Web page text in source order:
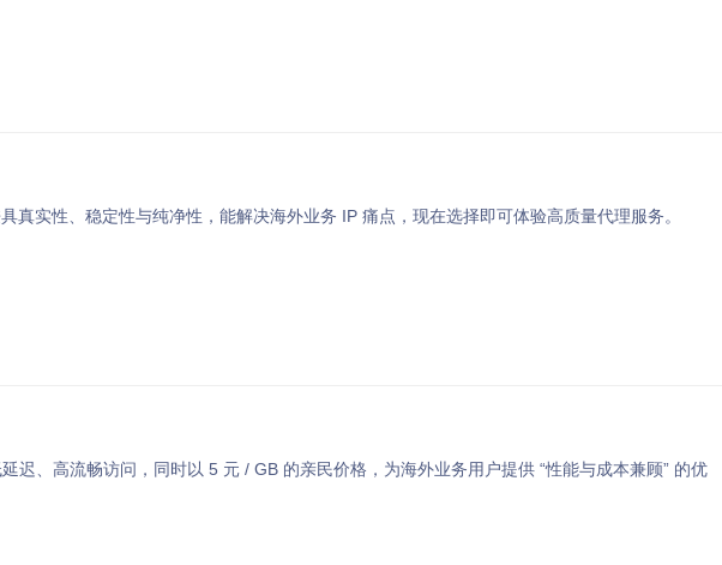
实性、稳定性与纯净性，能解决海外业务 IP 痛点，现在选择即可体验高质量代理服务。
、高流畅访问，同时以 5 元 / GB 的亲民价格，为海外业务用户提供 “性能与成本兼顾” 的优